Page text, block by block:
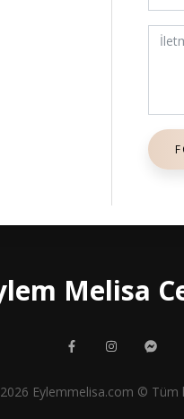
Melisa
Eylemmelisa.com © Tüm